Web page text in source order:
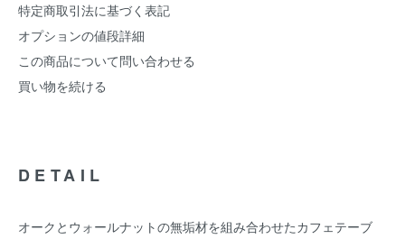
特定商取引法に基づく表記
オプションの値段詳細
この商品について問い合わせる
買い物を続ける
DETAIL
オークとウォールナットの無垢材を組み合わせたカフェテーブ